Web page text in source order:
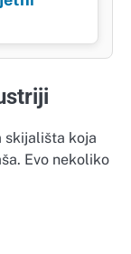
skijališta koja
Evo nekoliko